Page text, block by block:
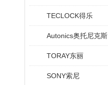
TECLOCK得乐
Autonics奥托尼克斯
TORAY东丽
SONY索尼